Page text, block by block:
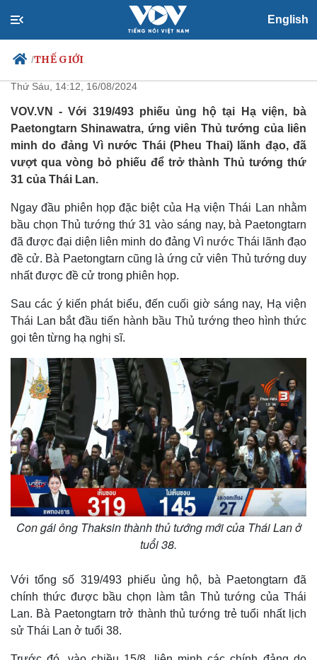
English
/THẾ GIỚI
Chính trị
Đảng
Tổ chức nhân sự
Quốc hội
Xã hội
Tin 24h
Dự báo thời tiết
Việc làm
Biển đảo
Thế giới
Quan sát
Cuộc sống đó đây
Multimedia
Video
Con gái ông Thaksin thành Thủ
tướng mới của Thái Lan ở tuổi 38
Thứ Sáu, 14:12, 16/08/2024
VOV.VN - Với 319/493 phiếu ủng hộ tại Hạ viện, bà
Paetongtarn Shinawatra, ứng viên Thủ tướng của liên
minh do đảng Vì nước Thái (Pheu Thai) lãnh đạo, đã
vượt qua vòng bỏ phiếu để trở thành Thủ tướng thứ
31 của Thái Lan.
Ngay đầu phiên họp đặc biệt của Hạ viện Thái Lan nhằm
bầu chọn Thủ tướng thứ 31 vào sáng nay, bà Paetongtarn
đã được đại diện liên minh do đảng Vì nước Thái lãnh đạo
đề cử. Bà Paetongtarn cũng là ứng cử viên Thủ tướng duy
nhất được đề cử trong phiên họp.
Sau các ý kiến phát biểu, đến cuối giờ sáng nay, Hạ viện
Thái Lan bắt đầu tiến hành bầu Thủ tướng theo hình thức
gọi tên từng hạ nghị sĩ.
Con gái ông Thaksin thành thủ tướng mới của Thái Lan ở
tuổi 38.
Với tổng số 319/493 phiếu ủng hộ, bà Paetongtarn đã
chính thức được bầu chọn làm tân Thủ tướng của Thái
Lan. Bà Paetongtarn trở thành thủ tướng trẻ tuổi nhất lịch
sử Thái Lan ở tuổi 38.